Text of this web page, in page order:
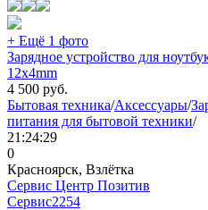
+ Ещё 1 фото
Зарядное устройство для
12x4mm
4 500 руб.
Бытовая техника/Аксессуары/
питания для бытовой техники/
21:24:29
0
Красноярск, Взлётка
Сервис Центр Позитив
Сервис2254